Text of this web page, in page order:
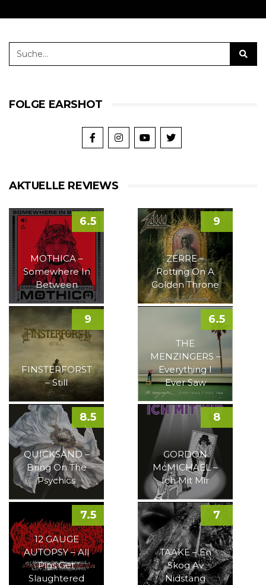
FOLGE EARSHOT
AKTUELLE REVIEWS
MOTHICA –
Somewhere In
Between
6.5
ZERRE –
Rotting On A
Golden Throne
9
FINSTERFORST
– Still
9
THE
MENZINGERS –
Everything I
Ever Saw
6.5
QUICKSAND –
Bring On The
Psychics
8.5
GORDON
McMICHAEL –
Ich Mit Mir
8
12 GAUGE
AUTOPSY – All
Pigs Get
Slaughtered
7.5
TAAKE – En
Skog Av
Nidstang
7